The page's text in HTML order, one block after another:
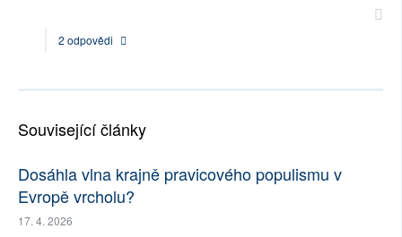
2 odpovědi
Související články
Dosáhla vlna krajně pravicového populismu v
Evropě vrcholu?
17. 4. 2026